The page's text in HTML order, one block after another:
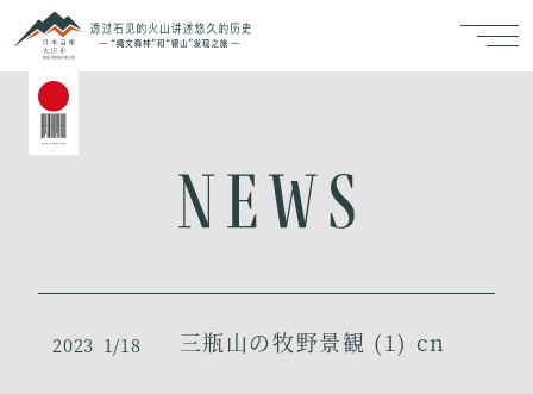
2023 1/18 三瓶山の牧野景観 (1) cn